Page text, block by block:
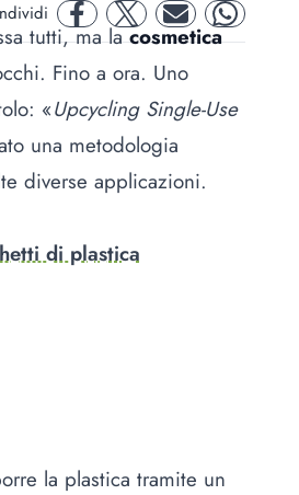
facebooktwitter mail whatsapp
tutti, ma lacosmetica
Fino a ora. Uno
«Upcycling Single-Use
una metodologia
diverse applicazioni.
di plastica
la plastica tramite un